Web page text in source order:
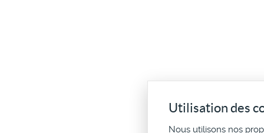
Utilisation des
Nous utilisons nos